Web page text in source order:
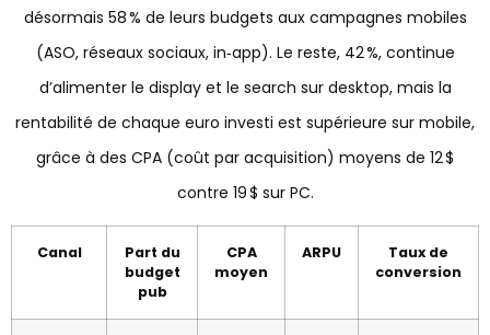
désormais 58 % de leurs budgets aux campagnes mobiles
(ASO, réseaux sociaux, in‑app). Le reste, 42 %, continue
d’alimenter le display et le search sur desktop, mais la
rentabilité de chaque euro investi est supérieure sur mobile,
grâce à des CPA (coût par acquisition) moyens de 12 $
contre 19 $ sur PC.
Canal
Part du
budget
pub
CPA
moyen
ARPU
Taux de
conversion